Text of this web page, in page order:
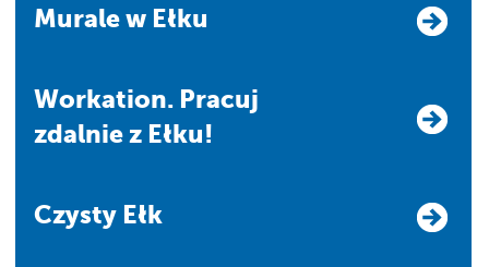
Murale w Ełku
Workation. Pracuj
zdalnie z Ełku!
Czysty Ełk